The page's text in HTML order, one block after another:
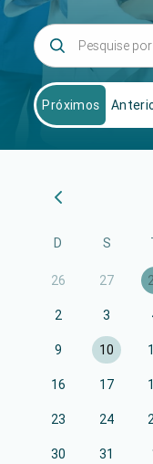
Próximos
D S
26 27
2 3
9 10
16 17
23 24
30 31